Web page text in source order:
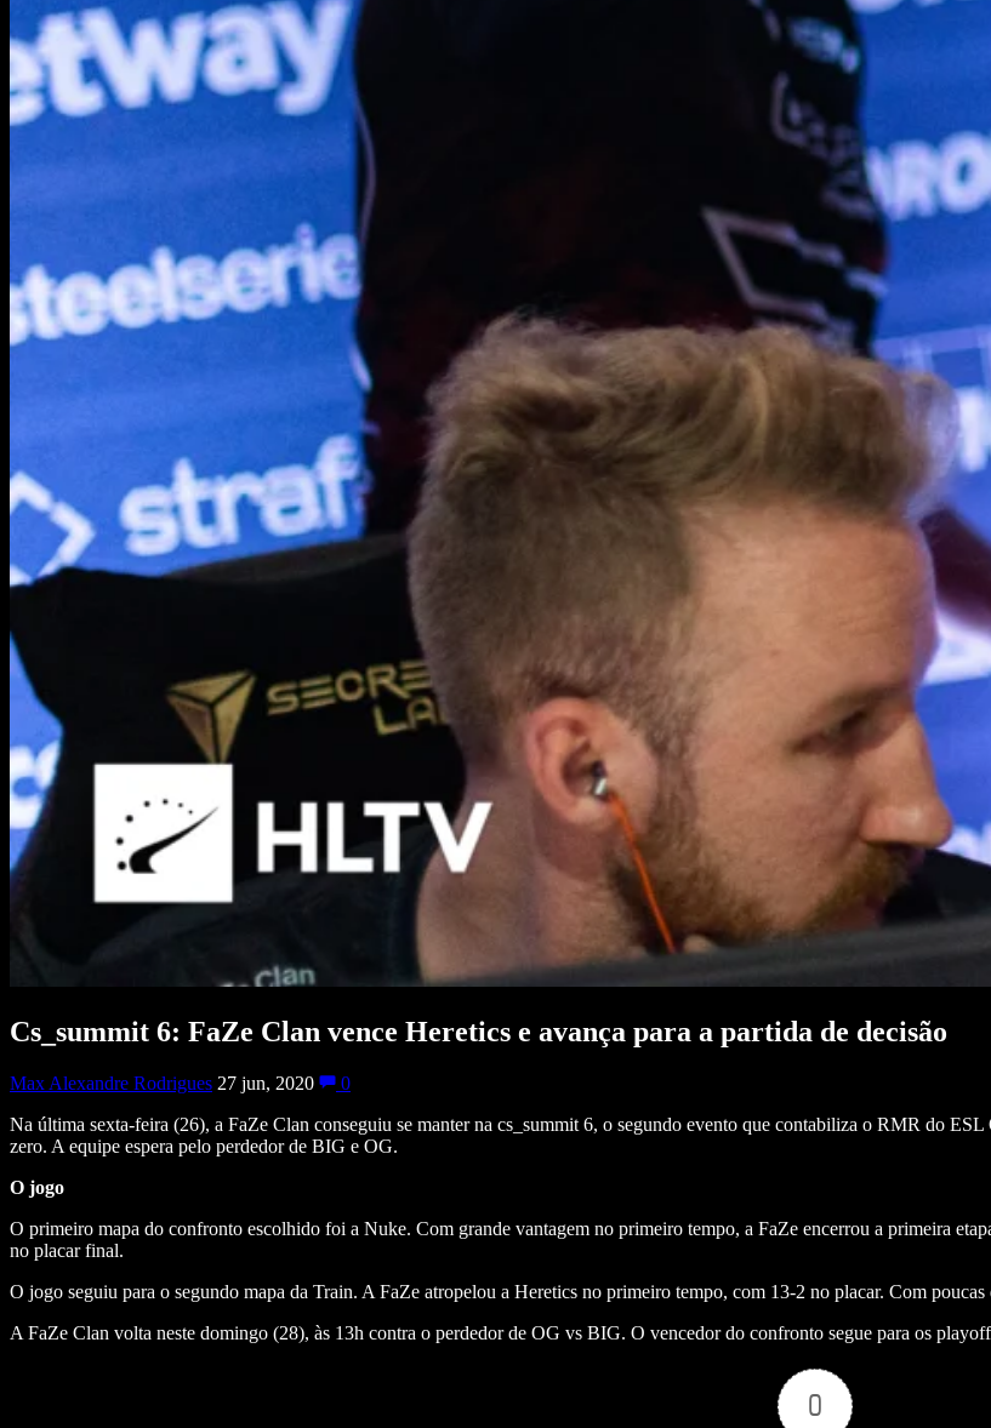
Cs_summit 6: FaZe Clan vence Heretics e avança para a partida de decisão
Max Alexandre Rodrigues 27 jun, 2020
0
Na última sexta-feira (26), a FaZe Clan conseguiu se manter na cs_summit 6, o segundo evento que contabiliza o RMR do
zero. A equipe espera pelo perdedor de BIG e OG.
O jogo
O primeiro mapa do confronto escolhido foi a Nuke. Com grande vantagem no primeiro tempo, a FaZe encerrou a primeira
no placar final.
O jogo seguiu para o segundo mapa da Train. A FaZe atropelou a Heretics no primeiro tempo, com 13-2 no placar. Com
A FaZe Clan volta neste domingo (28), às 13h contra o perdedor de OG vs BIG. O vencedor do confronto segue para os
0